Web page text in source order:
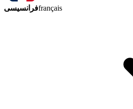
فرانسیسیfrançais